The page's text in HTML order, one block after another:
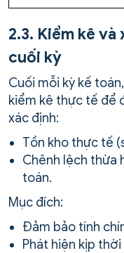
2.3. Kiểm kê
cuối kỳ
Cuối mỗi kỳ kế
kiểm kê thực tế để
xác định:
Tồn kho thực tế
Chênh lệch thừa
toán.
Mục đích:
Đảm bảo tính
Phát hiện kịp